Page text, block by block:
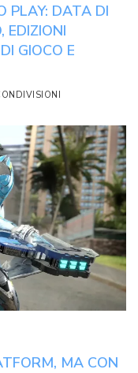
PLAY: DATA DI
EDIZIONI
GIOCO E
MA CON